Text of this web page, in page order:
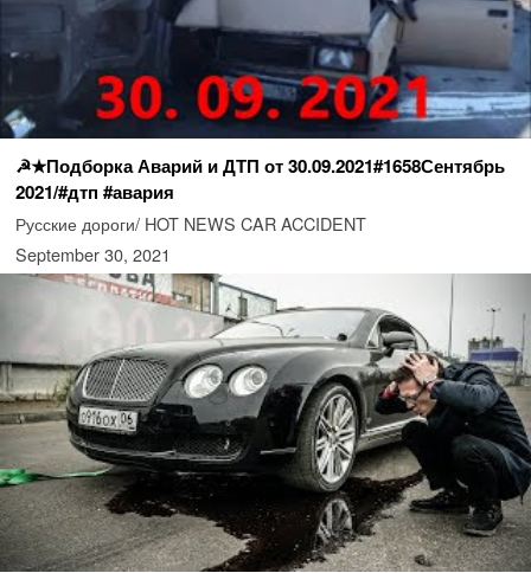
☭★Подборка Аварий и ДТП от 30.09.2021#1658Сентябрь
2021/#дтп #авария
Русские дороги/ HOT NEWS CAR ACCIDENT
September 30, 2021